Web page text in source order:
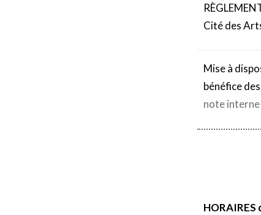
Cité des
Mise à
bénéfice
note interne